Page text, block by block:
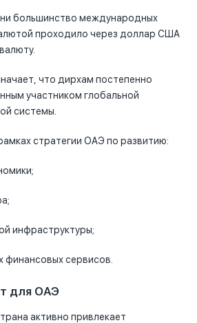
большинство международных
проходило через доллар США
что дирхам постепенно
участником глобальной
системы.
стратегии ОАЭ по развитию:
инфраструктуры;
финансовых сервисов.
для ОАЭ
активно привлекает